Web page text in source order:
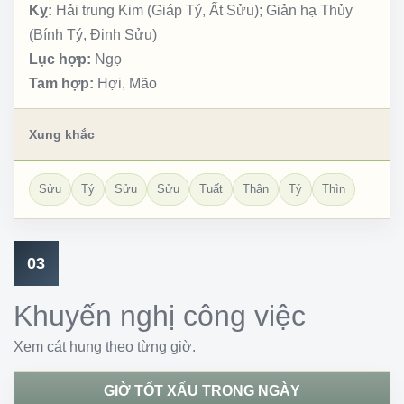
Kỵ: Hải trung Kim (Giáp Tý, Ất Sửu); Giản hạ Thủy
(Bính Tý, Đinh Sửu)
Lục hợp: Ngọ
Tam hợp: Hợi, Mão
Xung khắc
Sửu Tý Sửu Sửu Tuất Thân Tý Thìn
03
Khuyến nghị công việc
Xem cát hung theo từng giờ.
GIỜ TỐT XẤU TRONG NGÀY